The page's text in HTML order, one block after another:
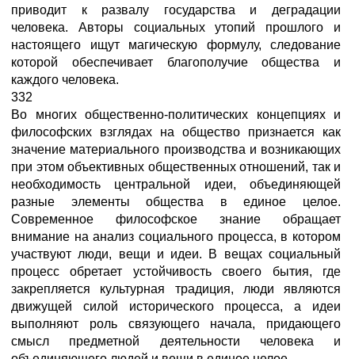
приводит к развалу государства и деградации
человека. Авторы социальных утопий прошлого и
настоящего ищут магическую формулу, следование
которой обеспечивает благополучие общества и
каждого человека.
332
Во многих общественно-политических концепциях и
философских взглядах на общество признается как
значение материального производства и возникающих
при этом объективных общественных отношений, так и
необходимость центральной идеи, объединяющей
разные элементы общества в единое целое.
Современное философское знание обращает
внимание на анализ социального процесса, в котором
участвуют люди, вещи и идеи. В вещах социальный
процесс обретает устойчивость своего бытия, где
закрепляется культурная традиция, люди являются
движущей силой исторического процесса, а идеи
выполняют роль связующего начала, придающего
смысл предметной деятельности человека и